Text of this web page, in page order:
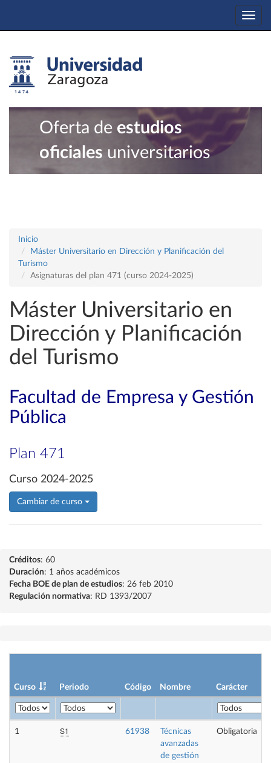
Oferta de estudios
oficiales universitarios
Inicio
Máster Universitario en Dirección y Planificación del
Turismo
Asignaturas del plan 471 (curso 2024-2025)
Máster Universitario en
Dirección y Planificación
del Turismo
Facultad de Empresa y Gestión
Pública
Plan 471
Curso 2024-2025
Cambiar de curso
Créditos: 60
Duración: 1 años académicos
Fecha BOE de plan de estudios: 26 feb 2010
Regulación normativa: RD 1393/2007
Curso Periodo Código Nombre Carácter
1 S1 61938
Técnicas
avanzadas
de gestión
Obligatoria